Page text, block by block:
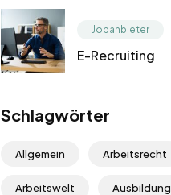
Jobanbieter
E-Recruiting
Schlagwörter
Allgemein Arbeitsrecht
Arbeitswelt Ausbildung